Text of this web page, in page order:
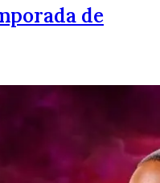
de